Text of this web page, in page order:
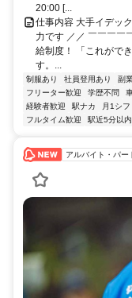
20:00 [...
仕事内容 大手イデッ
力です ／／ ￣￣￣￣
給制度！ 「これがで
す。...
制服あり 社員登用あり 副
フリーター歓迎
学歴不問
経験者歓迎
駅ナカ 月1シ
フルタイム歓迎
駅近5分以内
アルバイト・パー